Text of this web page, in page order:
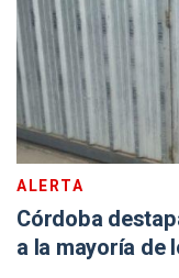
ALERTA
Córdoba
a la mayoría